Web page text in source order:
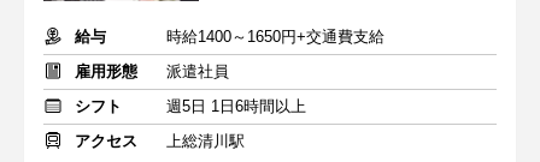
給与
時給1400～1650円+交通費支給
雇用形態
派遣社員
シフト
週5日 1日6時間以上
アクセス
上総清川駅